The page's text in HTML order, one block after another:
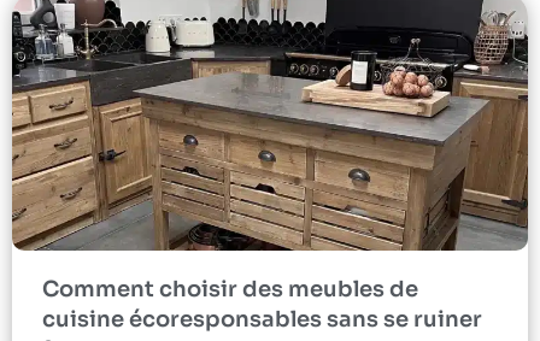
Comment choisir des meubles de
cuisine écoresponsables sans se ruiner